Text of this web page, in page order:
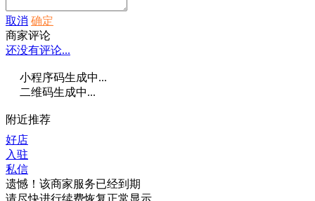
取消 确定
商家评论
还没有评论...
小程序码生成中...
二维码生成中...
附近推荐
好店
入驻
私信
遗憾！该商家服务已经到期
请尽快进行续费恢复正常显示